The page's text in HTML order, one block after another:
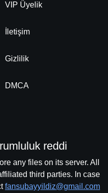
VIP Üyelik
İletişim
Gizlilik
DMCA
reddi
any files on its server. All
third parties. In case
fansubayyildiz@gmail.com